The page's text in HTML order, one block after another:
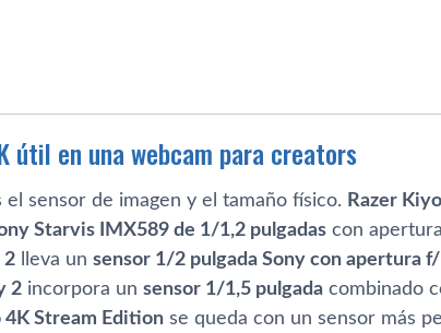
útil en una webcam para creators
el sensor de imagen y el tamaño físico. Razer
Starvis IMX589 de 1/1,2 pulgadas con apertura
2 lleva un sensor 1/2 pulgada Sony con apertura
2 incorpora un sensor 1/1,5 pulgada combinado
4K Stream Edition se queda con un sensor más